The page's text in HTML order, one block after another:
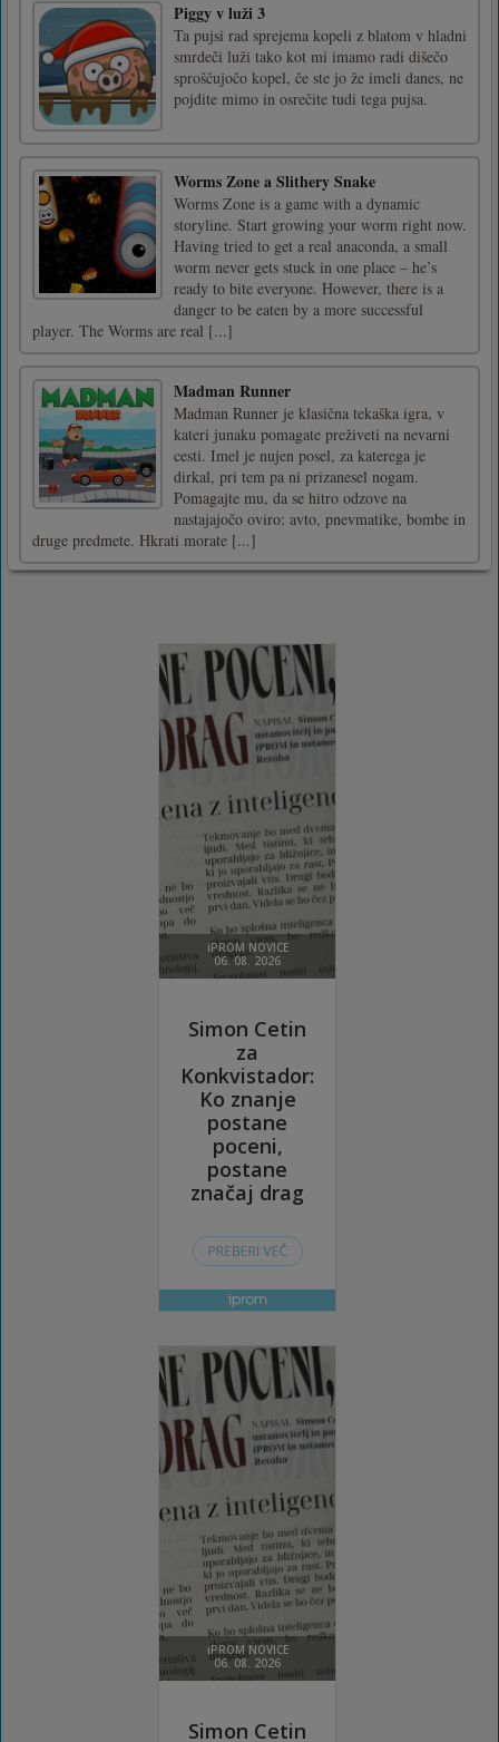
Piggy v luži 3
Ta pujsi rad sprejema kopeli z blatom v hladni
smrdeči luži tako kot mi imamo radi dišečo
sproščujočo kopel, če ste jo že imeli danes, ne
pojdite mimo in osrečite tudi tega pujsa.
Worms Zone a Slithery Snake
Worms Zone is a game with a dynamic
storyline. Start growing your worm right now.
Having tried to get a real anaconda, a small
worm never gets stuck in one place – he’s
ready to bite everyone. However, there is a
danger to be eaten by a more successful
player. The Worms are real [...]
Madman Runner
Madman Runner je klasična tekaška igra, v
kateri junaku pomagate preživeti na nevarni
cesti. Imel je nujen posel, za katerega je
dirkal, pri tem pa ni prizanesel nogam.
Pomagajte mu, da se hitro odzove na
nastajajočo oviro: avto, pnevmatike, bombe in
druge predmete. Hkrati morate [...]